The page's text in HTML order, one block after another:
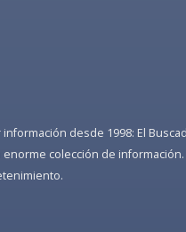
desde 1998: El
colección de